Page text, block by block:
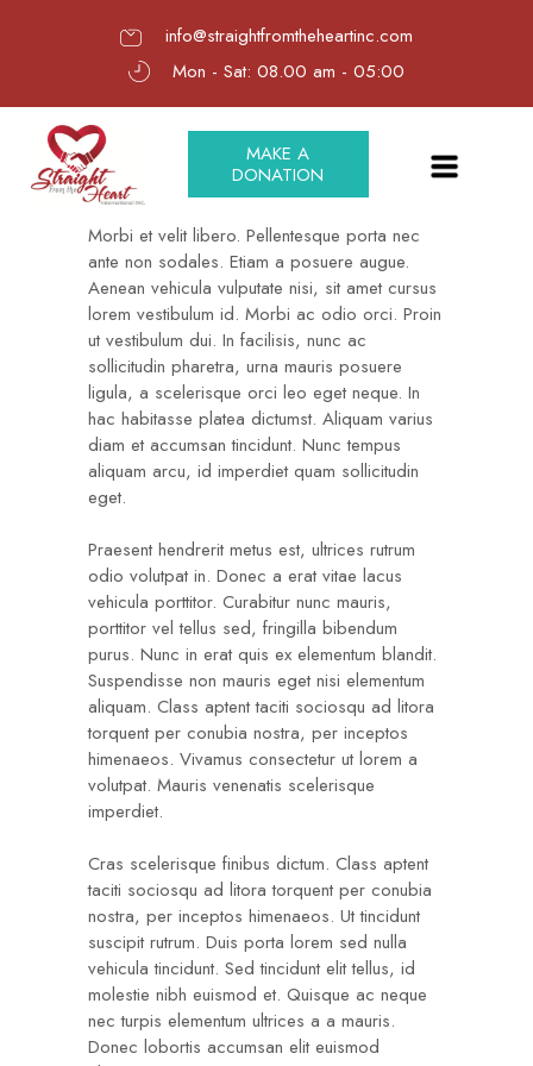
info@straightfromtheheartinc.com
Mon - Sat: 08.00 am - 05:00
MAKE A
DONATION
Morbi et velit libero. Pellentesque porta nec
ante non sodales. Etiam a posuere augue.
Aenean vehicula vulputate nisi, sit amet cursus
lorem vestibulum id. Morbi ac odio orci. Proin
ut vestibulum dui. In facilisis, nunc ac
sollicitudin pharetra, urna mauris posuere
ligula, a scelerisque orci leo eget neque. In
hac habitasse platea dictumst. Aliquam varius
diam et accumsan tincidunt. Nunc tempus
aliquam arcu, id imperdiet quam sollicitudin
eget.
Praesent hendrerit metus est, ultrices rutrum
odio volutpat in. Donec a erat vitae lacus
vehicula porttitor. Curabitur nunc mauris,
porttitor vel tellus sed, fringilla bibendum
purus. Nunc in erat quis ex elementum blandit.
Suspendisse non mauris eget nisi elementum
aliquam. Class aptent taciti sociosqu ad litora
torquent per conubia nostra, per inceptos
himenaeos. Vivamus consectetur ut lorem a
volutpat. Mauris venenatis scelerisque
imperdiet.
Cras scelerisque finibus dictum. Class aptent
taciti sociosqu ad litora torquent per conubia
nostra, per inceptos himenaeos. Ut tincidunt
suscipit rutrum. Duis porta lorem sed nulla
vehicula tincidunt. Sed tincidunt elit tellus, id
molestie nibh euismod et. Quisque ac neque
nec turpis elementum ultrices a a mauris.
Donec lobortis accumsan elit euismod